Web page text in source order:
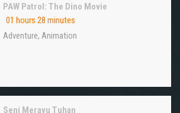
PAW Patrol: The Dino Movie
01 hours 28 minutes
Adventure, Animation
Seni Merayu Tuhan